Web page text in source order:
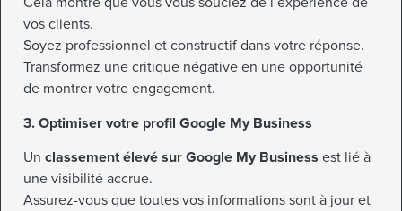
vos clients.
Soyez professionnel et constructif dans votre réponse.
Transformez une critique négative en une opportunité
de montrer votre engagement.
3. Optimiser votre profil Google My Business
Un classement élevé sur Google My Business est lié à
une visibilité accrue.
Assurez-vous que toutes vos informations sont à jour et